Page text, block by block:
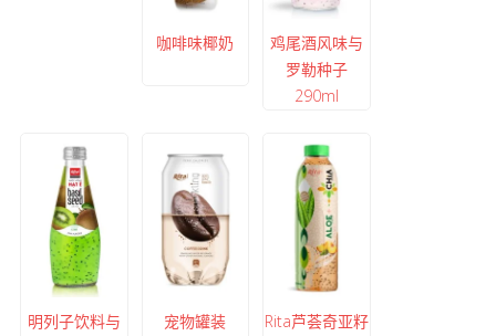
咖啡味椰奶
鸡尾酒风味与
罗勒种子
290ml
明列子饮料与
宠物罐装
Rita芦荟奇亚籽